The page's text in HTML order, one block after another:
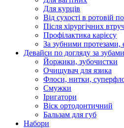
Для курців
Від сухості в ротовій
Після хірургічних
Профілактика карієсу
За зубними протезами,
Девайси по догляду за
Йоржики, зубочистки
Очищувач для язика
Флоси, нитки,
Смужки
Іригатори
Віск ортодонтичний
Бальзам для губ
Набори